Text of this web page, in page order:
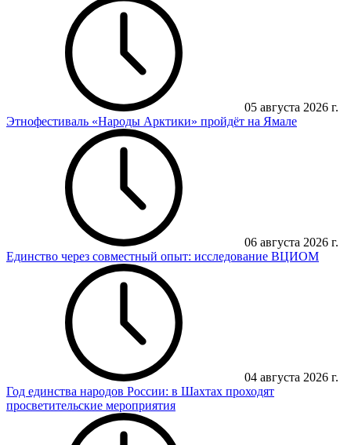
05 августа 2026 г.
Этнофестиваль «Народы Арктики» пройдёт на Ямале
06 августа 2026 г.
Единство через совместный опыт: исследование ВЦИОМ
04 августа 2026 г.
Год единства народов России: в Шахтах проходят
просветительские мероприятия